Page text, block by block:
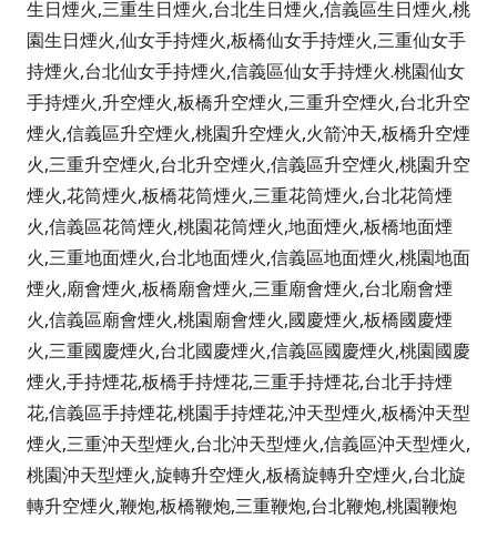
生日煙火,三重生日煙火,台北生日煙火,信義區生日煙火,桃
園生日煙火,仙女手持煙火,板橋仙女手持煙火,三重仙女手
持煙火,台北仙女手持煙火,信義區仙女手持煙火.桃園仙女
手持煙火,升空煙火,板橋升空煙火,三重升空煙火,台北升空
煙火,信義區升空煙火,桃園升空煙火,火箭沖天,板橋升空煙
火,三重升空煙火,台北升空煙火,信義區升空煙火,桃園升空
煙火,花筒煙火,板橋花筒煙火,三重花筒煙火,台北花筒煙
火,信義區花筒煙火,桃園花筒煙火,地面煙火,板橋地面煙
火,三重地面煙火,台北地面煙火,信義區地面煙火,桃園地面
煙火,廟會煙火,板橋廟會煙火,三重廟會煙火,台北廟會煙
火,信義區廟會煙火,桃園廟會煙火,國慶煙火,板橋國慶煙
火,三重國慶煙火,台北國慶煙火,信義區國慶煙火,桃園國慶
煙火,手持煙花,板橋手持煙花,三重手持煙花,台北手持煙
花,信義區手持煙花,桃園手持煙花,沖天型煙火,板橋沖天型
煙火,三重沖天型煙火,台北沖天型煙火,信義區沖天型煙火,
桃園沖天型煙火,旋轉升空煙火,板橋旋轉升空煙火,台北旋
轉升空煙火,鞭炮,板橋鞭炮,三重鞭炮,台北鞭炮,桃園鞭炮